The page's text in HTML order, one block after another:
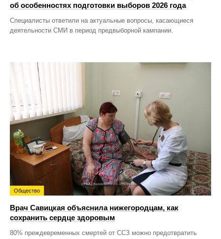
об особенностях подготовки выборов 2026 года
Специалисты ответили на актуальные вопросы, касающиеся
деятельности СМИ в период предвыборной кампании.
Общество
Врач Савицкая объяснила нижегородцам, как
сохранить сердце здоровым
80% преждевременных смертей от ССЗ можно предотвратить